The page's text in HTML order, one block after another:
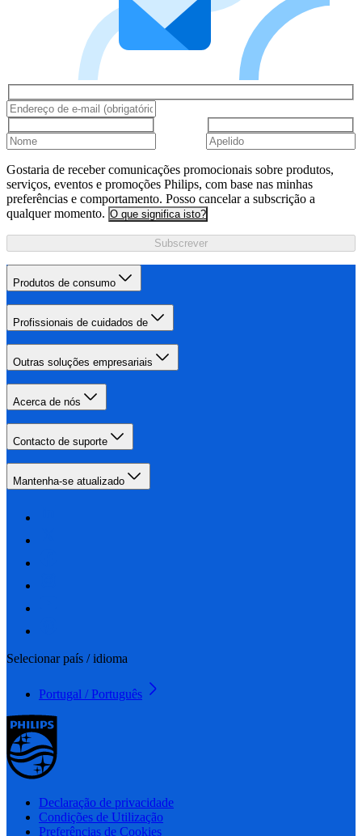
Gostaria de receber comunicações promocionais sobre produtos,
serviços, eventos e promoções Philips, com base nas minhas
preferências e comportamento. Posso cancelar a subscrição a
qualquer momento. O que significa isto?
Subscrever
Produtos de consumo
Profissionais de cuidados de
Outras soluções empresariais
Acerca de nós
Contacto de suporte
Mantenha-se atualizado
Selecionar país / idioma
Portugal / Português
Declaração de privacidade
Condições de Utilização
Preferências de Cookies